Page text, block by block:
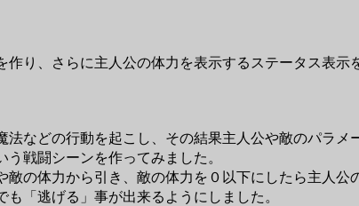
り、さらに主人公の体力を表示するステータス表示
などの行動を起こし、その結果主人公や敵のパラメ
戦闘シーンを作ってみました。
体力から引き、敵の体力を０以下にしたら主人公
「逃げる」事が出来るようにしました。